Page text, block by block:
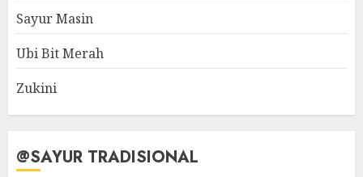
Sayur Masin
Ubi Bit Merah
Zukini
@SAYUR TRADISIONAL